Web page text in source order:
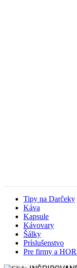
Tipy na Darčeky
Káva
Kapsule
Kávovary
Šálky
Príslušenstvo
Pre firmy a